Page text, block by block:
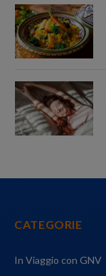
CATEGORIE
In Viaggio con GNV